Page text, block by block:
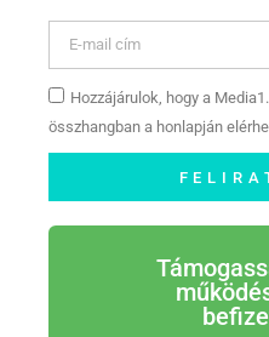
Hozzájárulok, hogy a
összhangban a honlapján